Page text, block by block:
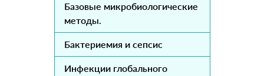
Базовые микробиологические
методы.
Бактериемия и сепсис
Инфекции глобального